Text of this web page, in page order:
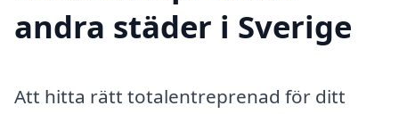
andra städer i Sverige
Att hitta rätt totalentreprenad för ditt